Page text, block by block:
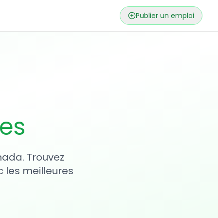
Publier un emploi
Trouvez
les meilleures